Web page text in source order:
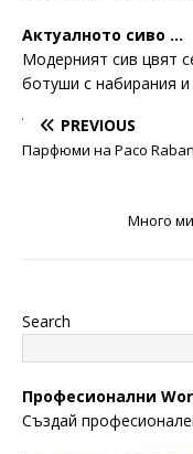
Актуалното сиво …
Модерният сив цвят
ботуши с набирания
PREVIOUS
Парфюми на Paco
Много
Search
Професионални
Създай